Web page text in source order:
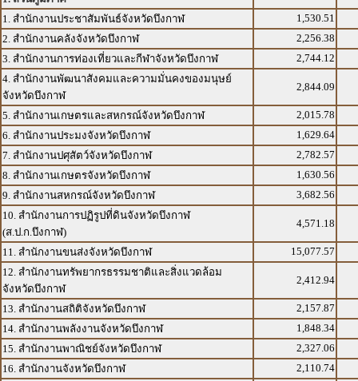
1. สำนักงานประชาสัมพันธ์จังหวัดบึงกาฬ
1,530.51
2. สำนักงานคลังจังหวัดบึงกาฬ
2,256.38
3. สำนักงานการท่องเที่ยวและกีฬาจังหวัดบึงกาฬ
2,744.12
4. สำนักงานพัฒนาสังคมและความมั่นคงของมนุษย์
จังหวัดบึงกาฬ
2,844.09
5. สำนักงานเกษตรและสหกรณ์จังหวัดบึงกาฬ
2,015.78
6. สำนักงานประมงจังหวัดบึงกาฬ
1,629.64
7. สำนักงานปศุสัตว์จังหวัดบึงกาฬ
2,782.57
8. สำนักงานเกษตรจังหวัดบึงกาฬ
1,630.56
9. สำนักงานสหกรณ์จังหวัดบึงกาฬ
3,682.56
10. สำนักงานการปฏิรูปที่ดินจังหวัดบึงกาฬ
(ส.ป.ก.บึงกาฬ)
4,571.18
11. สำนักงานขนส่งจังหวัดบึงกาฬ
15,077.57
12. สำนักงานทรัพยากรธรรมชาติและสิ่งแวดล้อม
จังหวัดบึงกาฬ
2,412.94
13. สำนักงานสถิติจังหวัดบึงกาฬ
2,157.87
14. สำนักงานพลังงานจังหวัดบึงกาฬ
1,848.34
15. สำนักงานพาณิชย์จังหวัดบึงกาฬ
2,327.06
16. สำนักงานจังหวัดบึงกาฬ
2,110.74